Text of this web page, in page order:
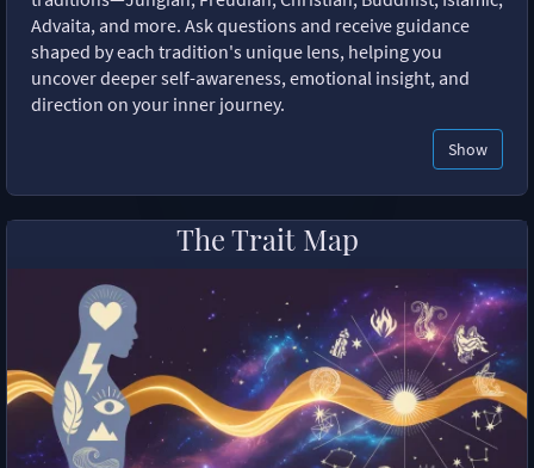
Advaita, and more. Ask questions and receive guidance
shaped by each tradition's unique lens, helping you
uncover deeper self-awareness, emotional insight, and
direction on your inner journey.
Show
The Trait Map